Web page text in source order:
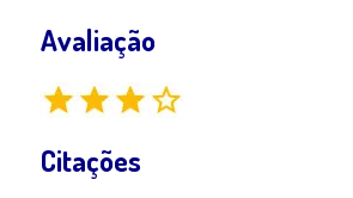
Avaliação
Citações